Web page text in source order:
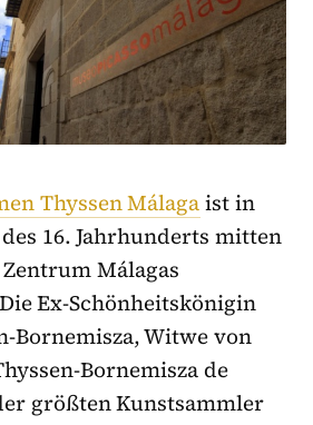
Thyssen Málagaist in
16. Jahrhunderts mitten
Málagas
Ex-Schönheitskönigin
Bornemisza, Witwe von
Bornemisza de
größten Kunstsammler